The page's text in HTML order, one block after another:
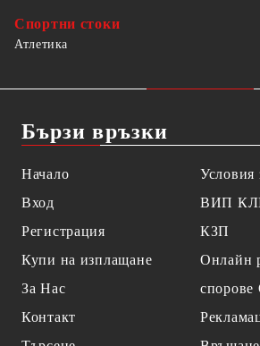
Спортни стоки
Атлетика
Бързи връзки
Начало
Вход
Регистрация
Купи на изплащане
За Нас
Контакт
Условия
ВИП
КЗП
Онлайн
спорове